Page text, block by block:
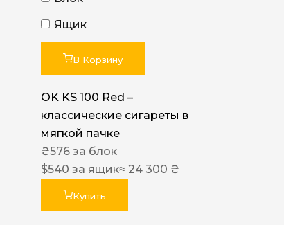
Ящик
В Корзину
OK KS 100 Red –
классические сигареты в
мягкой пачке
₴576 за блок
$540 за ящик≈ 24 300 ₴
Купить